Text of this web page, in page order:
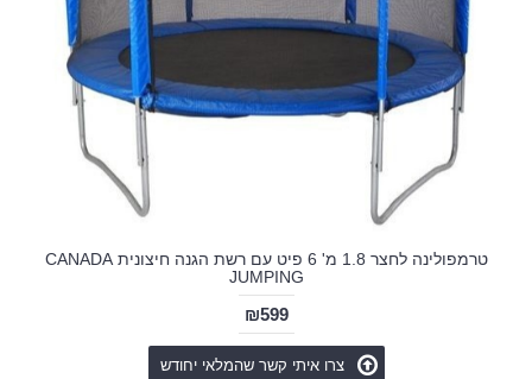
טרמפולינה לחצר 1.8 מ' 6 פיט עם רשת הגנה חיצונית CANADA
JUMPING
₪599
צרו איתי קשר שהמלאי יחודש